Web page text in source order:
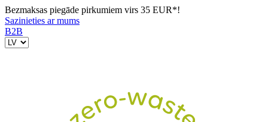
Bezmaksas piegāde pirkumiem virs 35 EUR*!
Sazinieties ar mums
B2B